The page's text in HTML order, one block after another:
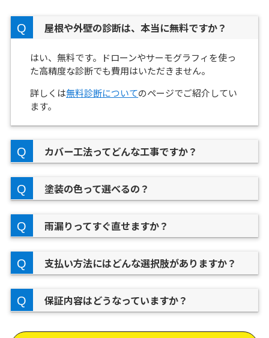
屋根や外壁の診断は、本当に無料ですか？
はい、無料です。ドローンやサーモグラフィを使っ
た高精度な診断でも費用はいただきません。
詳しくは無料診断についてのページでご紹介してい
ます。
カバー工法ってどんな工事ですか？
塗装の色って選べるの？
雨漏りってすぐ直せますか？
支払い方法にはどんな選択肢がありますか？
保証内容はどうなっていますか？